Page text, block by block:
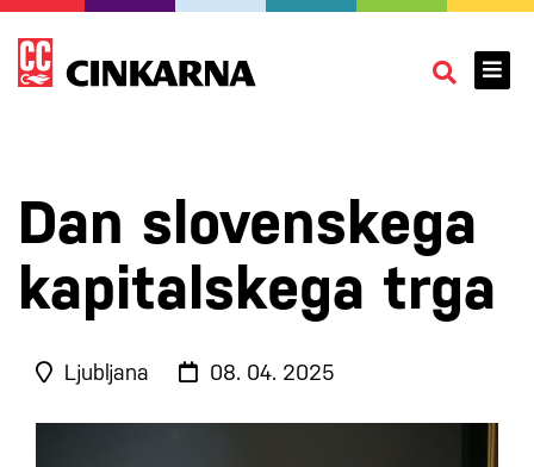
Dan slovenskega
kapitalskega trga
Ljubljana 08. 04. 2025